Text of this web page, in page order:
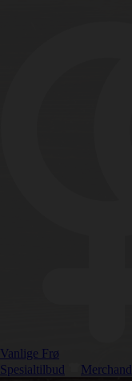
Vanlige Frø
Spesialtilbud